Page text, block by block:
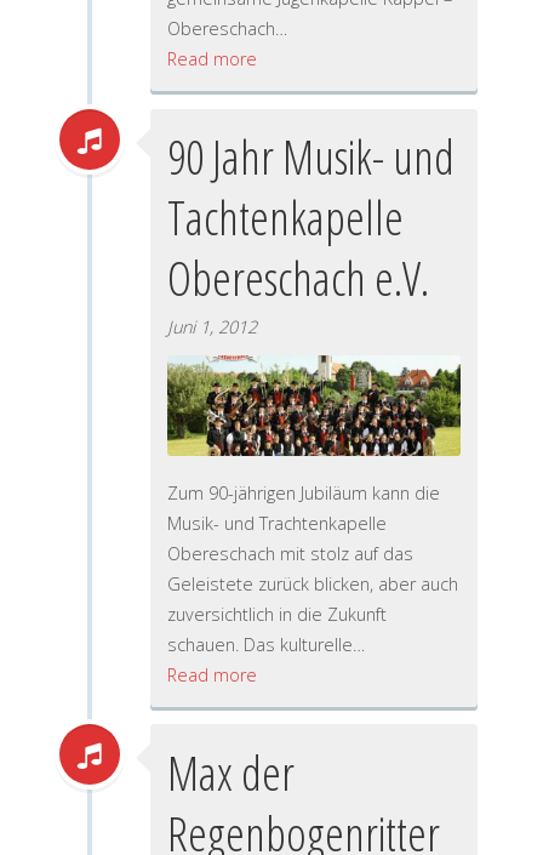
Obereschach…
Read more
90 Jahr Musik- und
Tachtenkapelle
Obereschach e.V.
Juni 1, 2012
Zum 90-jährigen Jubiläum kann die
Musik- und Trachtenkapelle
Obereschach mit stolz auf das
Geleistete zurück blicken, aber auch
zuversichtlich in die Zukunft
schauen. Das kulturelle…
Read more
Max der
Regenbogenritter